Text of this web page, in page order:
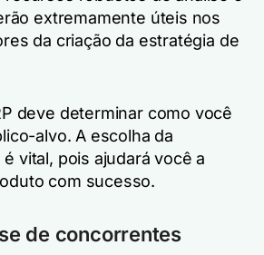
extremamente úteis nos
da criação da estratégia de
deve determinar como você
alvo. A escolha da
vital, pois ajudará você a
com sucesso.
de concorrentes